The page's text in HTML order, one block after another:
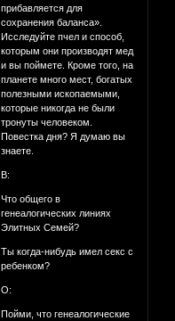
прибавляется для
сохранения баланса».
Исследуйте пчел и способ,
которым они производят мед
и вы поймете. Кроме того, на
планете много мест, богатых
полезными ископаемыми,
которые никогда не были
тронуты человеком.
Повестка дня? Я думаю вы
знаете.
В:
Что общего в
генеалогических линиях
Элитных Семей?
Ты когда-нибудь имел секс с
ребенком?
О:
Пойми, что генеалогические